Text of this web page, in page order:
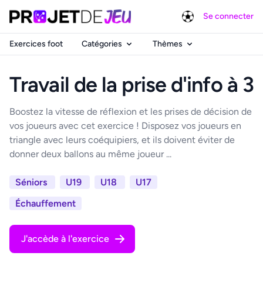
Se connecter
Exercices foot Catégories Thèmes
Travail de la prise d'info à 3
Boostez la vitesse de réflexion et les prises de décision de
vos joueurs avec cet exercice ! Disposez vos joueurs en
triangle avec leurs coéquipiers, et ils doivent éviter de
donner deux ballons au même joueur ...
Séniors U19 U18
U17
Échauffement
J'accède à l'exercice